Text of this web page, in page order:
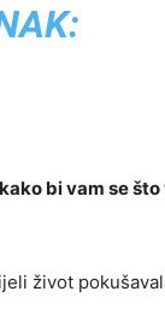
bi vam se što
život